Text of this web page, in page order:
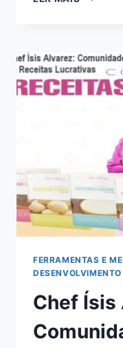
–
DE
FERRAMENTAS E
Chef Ísis